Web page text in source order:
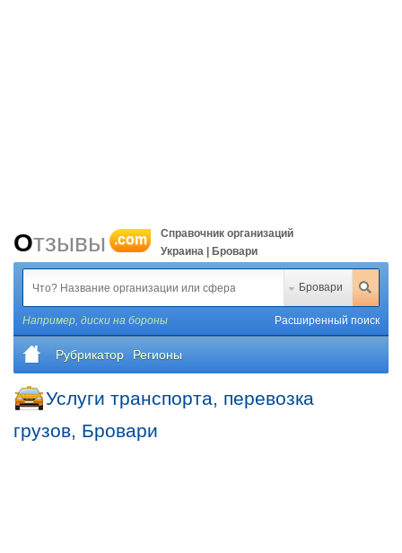
Отзывы .com
Справочник организаций
Украина | Бровари
Бровари
Например, диски на бороны Расширенный поиск
Рубрикатор Регионы
Услуги транспорта, перевозка
грузов, Бровари